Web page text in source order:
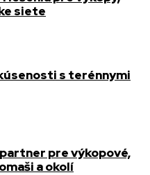
siete
s terénnymi
pre výkopové,
a okolí